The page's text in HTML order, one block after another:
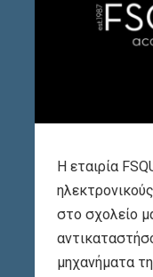
Η εταιρία
στο σχολείο
μηχανήματα